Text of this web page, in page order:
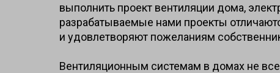
выполнить проект вентиляции дома,
разрабатываемые нами проекты
и удовлетворяют пожеланиям
Вентиляционным системам в домах не